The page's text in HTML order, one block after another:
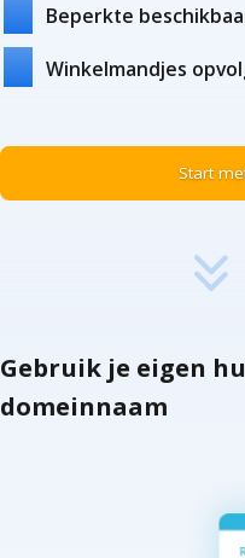
Beperkte
Winkelmandjes
Start
Gebruik je eigen
domeinnaam